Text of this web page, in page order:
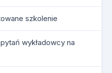
szkolenie
wykładowcy na